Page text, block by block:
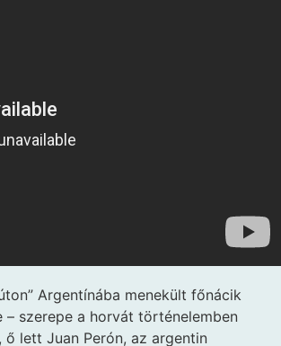
Argentínába menekült főnácik
szerepe a horvát történelemben
lett Juan Perón, az argentin